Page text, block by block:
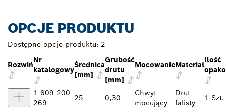
OPCJE PRODUKTU
Dostępne opcje produktu: 2
Rozwiń
Nr
katalogowy
Średnica
[mm]
Grubość
drutu
[mm]
MocowanieMateriał
Ilość
1 609 200
269
25 0,30
Chwyt
mocujący
Drut
falisty
1 Szt.